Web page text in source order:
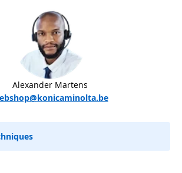
Alexander Martens